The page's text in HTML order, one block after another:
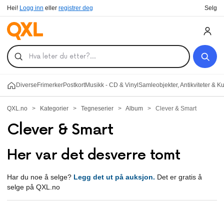
Hei! Logg inn eller registrer deg Selg
Diverse FrimerkerPostkortMusikk - CD & Vinyl Samleobjekter, Antikviteter &
QXL.no > Kategorier > Tegneserier > Album > Clever & Smart
Clever & Smart
Her var det desverre tomt
Har du noe å selge? Legg det ut på auksjon. Det er gratis å
selge på QXL.no